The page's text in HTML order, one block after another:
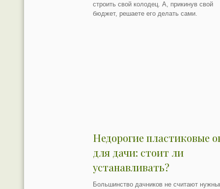
строить свой колодец. А, прикинув свой
бюджет, решаете его делать сами.
Недорогие пластиковые
для дачи: стоит ли
устанавливать?
Большинство дачников не считают